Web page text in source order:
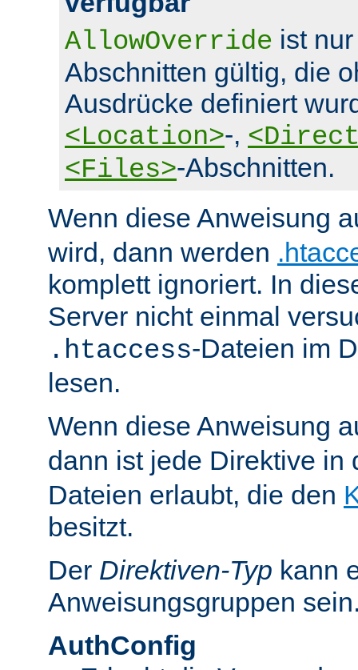
AllowOverride ist
Abschnitten gültig, die
Ausdrücke definiert
<Location>-,
<Files>-Abschnitten.
Wenn diese Anweisung
wird, dann werden
komplett ignoriert. In
Server nicht einmal
.htaccess-Dateien im
lesen.
Wenn diese Anweisung
dann ist jede Direktive in
Dateien erlaubt, die den
besitzt.
Der Direktiven-Typ kann
Anweisungsgruppen
AuthConfig